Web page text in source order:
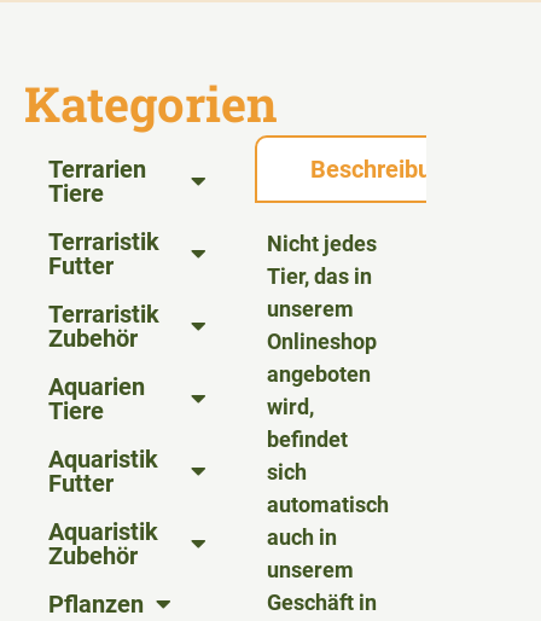
Kategorien
Terrarien
Tiere
Terraristik
Futter
Terraristik
Zubehör
Aquarien
Tiere
Aquaristik
Futter
Aquaristik
Zubehör
Pflanzen
Beschreibung
Nicht jedes
Tier, das in
unserem
Onlineshop
angeboten
wird,
befindet
sich
automatisch
auch in
unserem
Geschäft in